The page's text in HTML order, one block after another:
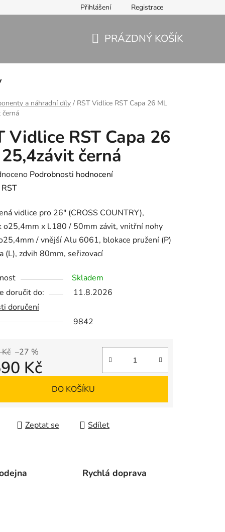
Přihlášení Registrace
PRÁZDNÝ KOŠÍK
a náhradní díly / RST Vidlice RST Capa 26 ML
černá
Vidlice RST Capa 26
černá
Podrobnosti hodnocení
RST
vidlice pro 26" (CROSS COUNTRY),
o25,4mm x l.180 / 50mm závit, vnitřní nohy
/ vnější Alu 6061, blokace pružení (P)
(L), zdvih 80mm, seřizovací
Skladem
doručit do:
11.8.2026
doručení
9842
–27 %
Kč
DO KOŠÍKU
Zeptat se Sdílet
Rychlá doprava